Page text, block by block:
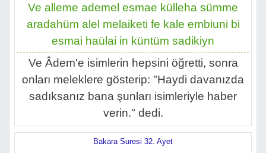
Ve alleme ademel esmae külleha sümme
aradahüm alel melaiketi fe kale embiuni bi
esmai haülai in küntüm sadikiyn
Ve Âdem'e isimlerin hepsini öğretti, sonra
onları meleklere gösterip: "Haydi davanızda
sadıksanız bana şunları isimleriyle haber
verin." dedi.
Bakara Suresi 32. Ayet